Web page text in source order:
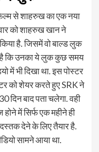
से शाहरुख का एक नया
को शाहरुख खान ने
है. जिसमें वो बाल्ड लुक
है कि उनका ये लुक कुछ समय
में भी दिखा था. इस पोस्टर
को शेयर करते हुए SRK ने
दिन बाद पता चलेगा. वही
में सिर्फ एक महीने ही
देने के लिए तैयार है.
सामने आया था.